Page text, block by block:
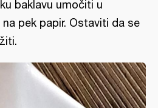
baklavu umočiti u
pek papir. Ostaviti da se